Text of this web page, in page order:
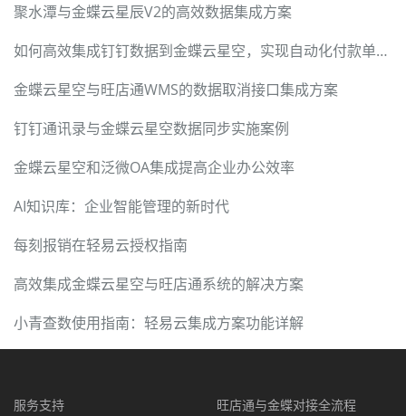
聚水潭与金蝶云星辰V2的高效数据集成方案
如何高效集成钉钉数据到金蝶云星空，实现自动化付款单处理
金蝶云星空与旺店通WMS的数据取消接口集成方案
钉钉通讯录与金蝶云星空数据同步实施案例
金蝶云星空和泛微OA集成提高企业办公效率
AI知识库：企业智能管理的新时代
每刻报销在轻易云授权指南
高效集成金蝶云星空与旺店通系统的解决方案
小青查数使用指南：轻易云集成方案功能详解
服务支持
旺店通与金蝶对接全流程